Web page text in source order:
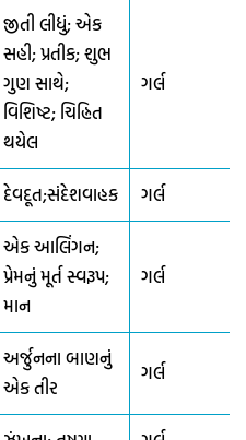
જીતી લીધું; એક
સહી; પ્રતીક; શુભ
ગુણ સાથે;
વિશિષ્ટ; ચિહ્નિત
થયેલ
ગર્લ
દેવદૂત;સંદેશવાહક ગર્લ
એક આલિંગન;
પ્રેમનું મૂર્ત સ્વરૂપ;
માન
ગર્લ
અર્જુનના બાણનું
એક તીર
ગર્લ